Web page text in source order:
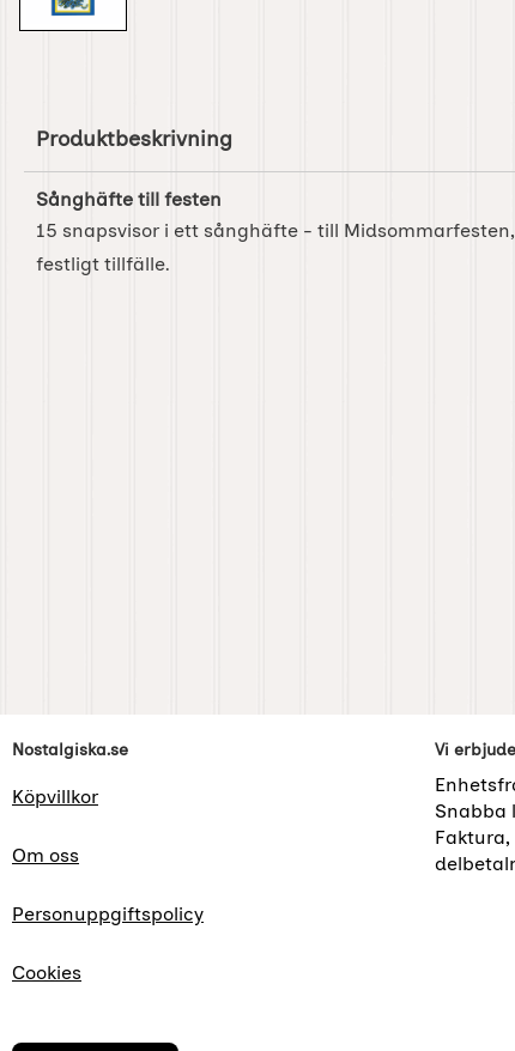
Produktbeskrivning
Sånghäfte till festen
15 snapsvisor i ett sånghäfte - till
festligt tillfälle.
Sidfot Blandad info och länkar
Nostalgiska.se
Köpvillkor
Om oss
Personuppgiftspolicy
Cookies
Vi
Snabba